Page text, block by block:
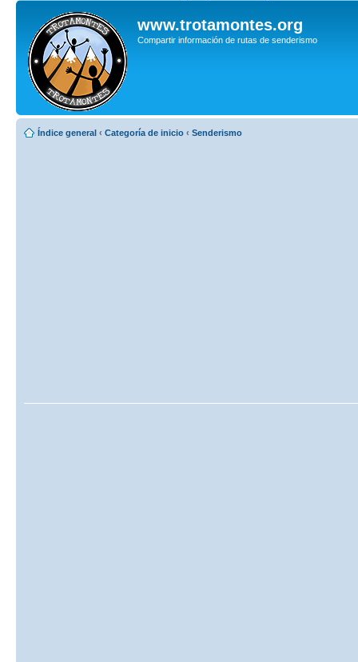
www.trotamontes.org
Compartir información de rutas de senderismo
Índice general ‹ Categoría de inicio ‹ Senderismo